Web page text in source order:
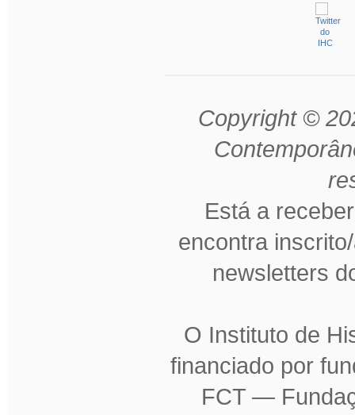
Copyright ©
Está a
encontra
newsletters
O Instituto de
financiado por
FCT —